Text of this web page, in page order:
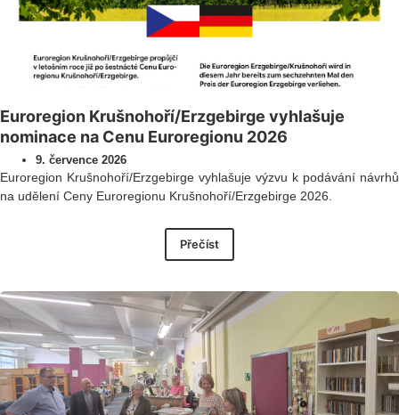
Euroregion Krušnohoří/Erzgebirge vyhlašuje
nominace na Cenu Euroregionu 2026
9. července 2026
Euroregion Krušnohoří/Erzgebirge vyhlašuje výzvu k podávání návrhů
na udělení Ceny Euroregionu Krušnohoří/Erzgebirge 2026.
Přečíst